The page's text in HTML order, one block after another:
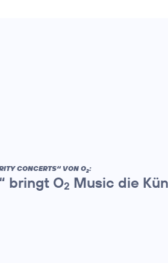
CONCERTS“ VON O2:
bringt O2 Music die